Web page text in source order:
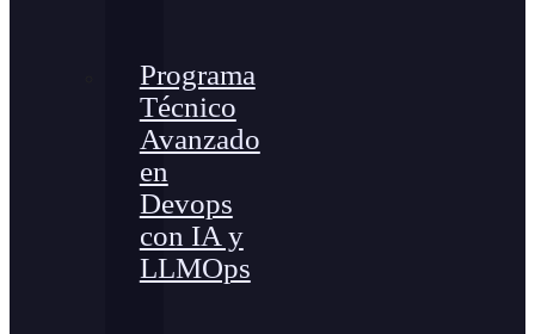
Programa
Técnico
Avanzado
en
Devops
con IA y
LLMOps